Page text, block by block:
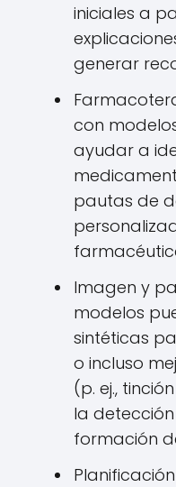
iniciales a
generar
con
ayudar a
pautas de
Imagen y
modelos
sintéticas
o incluso
(p. ej.,
la
formación